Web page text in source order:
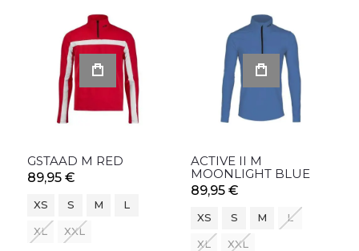
GSTAAD M RED
89,95 €
XS S M L
XL XXL
ACTIVE II M
MOONLIGHT BLUE
89,95 €
XS S M L
XL XXL